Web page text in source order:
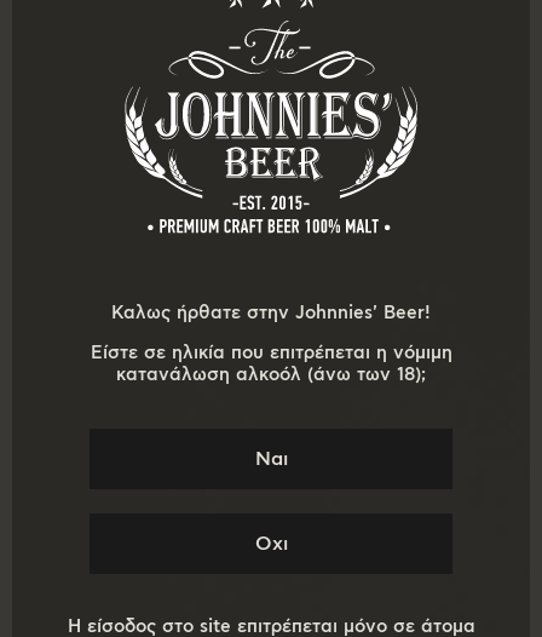
Καλως ήρθατε στην Johnnies' Beer!
Είστε σε ηλικία που επιτρέπεται η νόμιμη
κατανάλωση αλκοόλ (άνω των 18);
Η είσοδος στο site επιτρέπεται μόνο σε άτομα